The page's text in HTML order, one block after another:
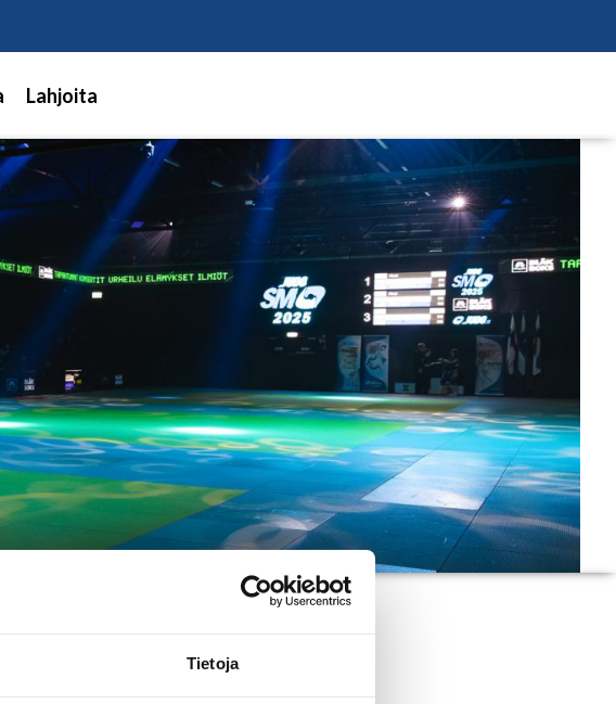
Tietoja
Lahjoita
BLÄK BOKSISSA